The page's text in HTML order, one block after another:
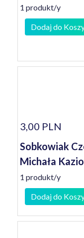
1 produkt/y
Dodaj do
3,00 PLN
Sobkowiak
Michała
1 produkt/y
Dodaj do